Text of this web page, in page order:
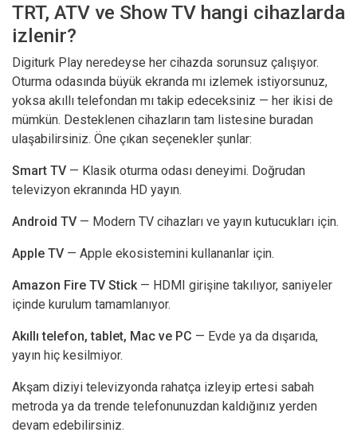
TRT, ATV ve Show TV hangi cihazlarda
izlenir?
Digiturk Play neredeyse her cihazda sorunsuz çalışıyor.
Oturma odasında büyük ekranda mı izlemek istiyorsunuz,
yoksa akıllı telefondan mı takip edeceksiniz — her ikisi de
mümkün. Desteklenen cihazların tam listesine buradan
ulaşabilirsiniz. Öne çıkan seçenekler şunlar:
Smart TV — Klasik oturma odası deneyimi. Doğrudan
televizyon ekranında HD yayın.
Android TV — Modern TV cihazları ve yayın kutucukları için.
Apple TV — Apple ekosistemini kullananlar için.
Amazon Fire TV Stick— HDMI girişine takılıyor, saniyeler
içinde kurulum tamamlanıyor.
Akıllı telefon, tablet, Mac ve PC — Evde ya da dışarıda,
yayın hiç kesilmiyor.
Akşam diziyi televizyonda rahatça izleyip ertesi sabah
metroda ya da trende telefonunuzdan kaldığınız yerden
devam edebilirsiniz.